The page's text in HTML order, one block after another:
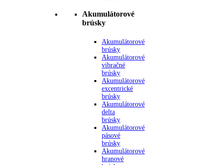
Akumulátorové
brúsky
Akumulátorové
brúsky
Akumulátorové
vibračné
brúsky
Akumulátorové
excentrické
brúsky
Akumulátorové
delta
brúsky
Akumulátorové
pásové
brúsky
Akumulátorové
hranové